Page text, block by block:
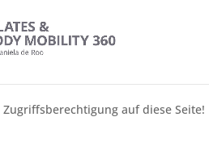
auf diese Seite!